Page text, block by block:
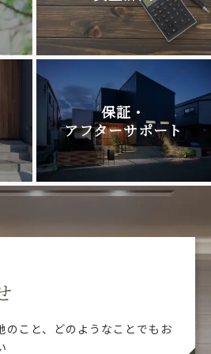
保証・
アフターサポート
のこと、どのようなことでも お